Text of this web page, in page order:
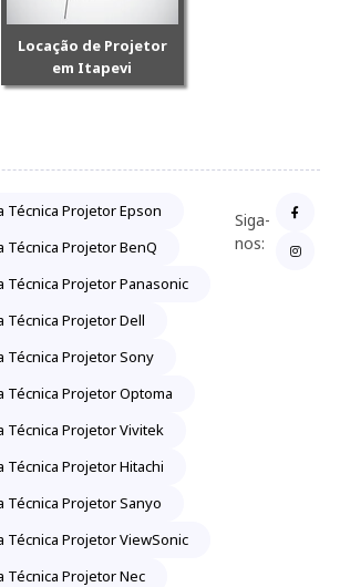
Locação de Projetor
em Itapevi
Técnica Projetor Epson
Técnica Projetor BenQ
Técnica Projetor Panasonic
Técnica Projetor Dell
Técnica Projetor Sony
Técnica Projetor Optoma
Técnica Projetor Vivitek
Técnica Projetor Hitachi
Técnica Projetor Sanyo
Técnica Projetor ViewSonic
Técnica Projetor Nec
Siga-
nos: